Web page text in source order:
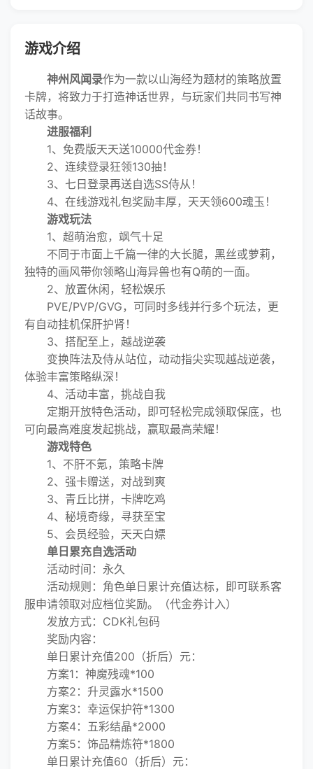
游戏介绍
神州风闻录作为一款以山海经为题材的策略放置
卡牌，将致力于打造神话世界，与玩家们共同书写神
话故事。
进服福利
1、免费版天天送10000代金券！
2、连续登录狂领130抽！
3、七日登录再送自选SS侍从！
4、在线游戏礼包奖励丰厚，天天领600魂玉！
游戏玩法
1、超萌治愈，飒气十足
不同于市面上千篇一律的大长腿，黑丝或萝莉，
独特的画风带你领略山海异兽也有Q萌的一面。
2、放置休闲，轻松娱乐
PVE/PVP/GVG，可同时多线并行多个玩法，更
有自动挂机保肝护肾！
3、搭配至上，越战逆袭
变换阵法及侍从站位，动动指尖实现越战逆袭，
体验丰富策略纵深！
4、活动丰富，挑战自我
定期开放特色活动，即可轻松完成领取保底，也
可向最高难度发起挑战，赢取最高荣耀！
游戏特色
1、不肝不氪，策略卡牌
2、强卡赠送，对战到爽
3、青丘比拼，卡牌吃鸡
4、秘境奇缘，寻获至宝
5、会员经验，天天白嫖
单日累充自选活动
活动时间：永久
活动规则：角色单日累计充值达标，即可联系客
服申请领取对应档位奖励。（代金券计入）
发放方式：CDK礼包码
奖励内容：
单日累计充值200（折后）元：
方案1：神魔残魂*100
方案2：升灵露水*1500
方案3：幸运保护符*1300
方案4：五彩结晶*2000
方案5：饰品精炼符*1800
单日累计充值60（折后）元：